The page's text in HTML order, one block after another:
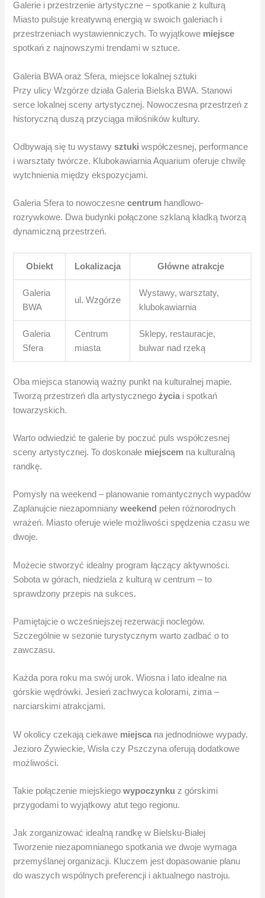
Galerie i przestrzenie artystyczne – spotkanie z kulturą
Miasto pulsuje kreatywną energią w swoich galeriach i
przestrzeniach wystawienniczych. To wyjątkowe miejsce
spotkań z najnowszymi trendami w sztuce.
Galeria BWA oraz Sfera, miejsce lokalnej sztuki
Przy ulicy Wzgórze działa Galeria Bielska BWA. Stanowi
serce lokalnej sceny artystycznej. Nowoczesna przestrzeń z
historyczną duszą przyciąga miłośników kultury.
Odbywają się tu wystawysztuki współczesnej, performance
i warsztaty twórcze. Klubokawiarnia Aquarium oferuje chwilę
wytchnienia między ekspozycjami.
Galeria Sfera to nowoczesnecentrum handlowo-
rozrywkowe. Dwa budynki połączone szklaną kładką tworzą
dynamiczną przestrzeń.
Obiekt Lokalizacja Główne atrakcje
Galeria
BWA
ul. Wzgórze
Wystawy, warsztaty,
klubokawiarnia
Galeria
Sfera
Centrum
miasta
Sklepy, restauracje,
bulwar nad rzeką
Oba miejsca stanowią ważny punkt na kulturalnej mapie.
Tworzą przestrzeń dla artystycznegożycia i spotkań
towarzyskich.
Warto odwiedzić te galerie by poczuć puls współczesnej
sceny artystycznej. To doskonałe miejscem na kulturalną
randkę.
Pomysły na weekend – planowanie romantycznych wypadów
Zaplanujcie niezapomnianyweekend pełen różnorodnych
wrażeń. Miasto oferuje wiele możliwości spędzenia czasu we
dwoje.
Możecie stworzyć idealny program łączący aktywności.
Sobota w górach, niedziela z kulturą w centrum – to
sprawdzony przepis na sukces.
Pamiętajcie o wcześniejszej rezerwacji noclegów.
Szczególnie w sezonie turystycznym warto zadbać o to
zawczasu.
Każda pora roku ma swój urok. Wiosna i lato idealne na
górskie wędrówki. Jesień zachwyca kolorami, zima –
narciarskimi atrakcjami.
W okolicy czekają ciekawe miejsca na jednodniowe wypady.
Jezioro Żywieckie, Wisła czy Pszczyna oferują dodatkowe
możliwości.
Takie połączenie miejskiegowypoczynku z górskimi
przygodami to wyjątkowy atut tego regionu.
Jak zorganizować idealną randkę w Bielsku-Białej
Tworzenie niezapomnianego spotkania we dwoje wymaga
przemyślanej organizacji. Kluczem jest dopasowanie planu
do waszych wspólnych preferencji i aktualnego nastroju.